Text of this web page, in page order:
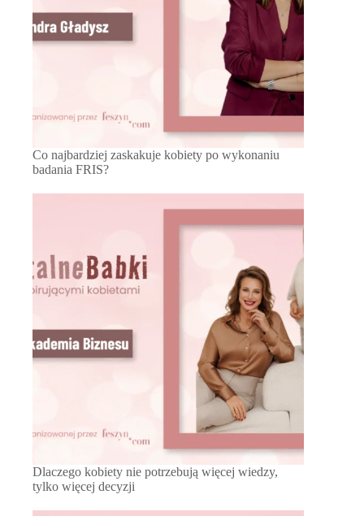
Co najbardziej zaskakuje kobiety po wykonaniu
badania FRIS?
Dlaczego kobiety nie potrzebują więcej wiedzy,
tylko więcej decyzji